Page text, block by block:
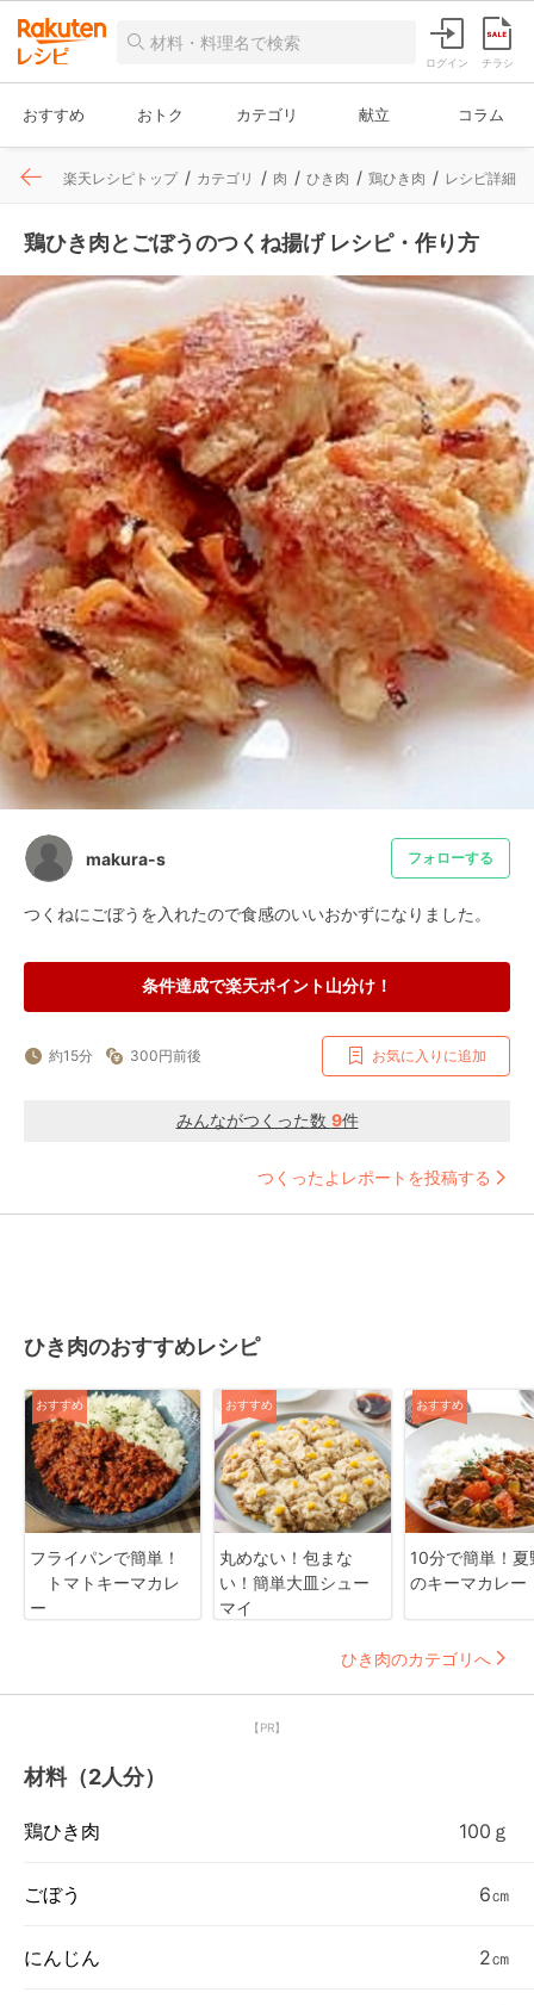
ログイン チラシ
おすすめ おトク カテゴリ 献立 コラム
楽天レシピトップ カテゴリ 肉 ひき肉 鶏ひき肉 レシピ詳細
鶏ひき肉とごぼうのつくね揚げ レシピ・作り方
makura-s フォローする
つくねにごぼうを入れたので食感のいいおかずになりました。
条件達成で楽天ポイント山分け！
約15分 300円前後 お気に入りに追加
みんながつくった数 9件
つくったよレポートを投稿する
ひき肉のおすすめレシピ
おすすめ
フライパンで簡単！
トマトキーマカレ
ー
おすすめ
丸めない！包まな
い！簡単大皿シュー
マイ
おすすめ
10分で簡単！夏
のキーマカレー
ひき肉のカテゴリへ
【PR】
材料（2人分）
鶏ひき肉 100ｇ
ごぼう 6㎝
にんじん 2㎝